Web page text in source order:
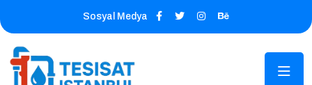
Sosyal Medya